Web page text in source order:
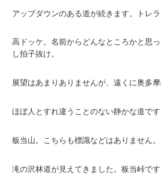
アップダウンのある道が続きます。トレ
高ドッケ。名前からどんなところかと思
し拍子抜け。
展望はあまりありませんが、遠くに奥多摩
ほぼ人とすれ違うことのない静かな道です
板当山。こちらも標識などはありません。
滝の沢林道が見えてきました。板当峠です